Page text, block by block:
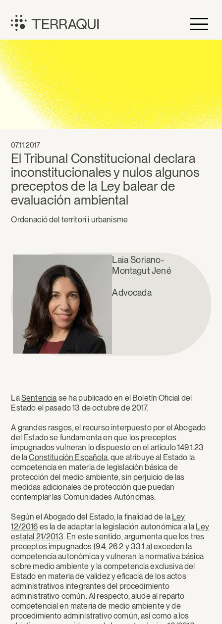
contingut
Terraqui
El Tribunal Constitucional declara
inconstitucionales y nulos algunos
preceptos de la Ley balear de
evaluación ambiental
07.11.2017
Ordenació del territori i urbanisme
LaSentencia se ha publicado en el Boletín Oficial del
Estado el pasado 13 de octubre de 2017.
A grandes rasgos, el recurso interpuesto por el Abogado
del Estado se fundamenta en que los preceptos
impugnados vulneran lo dispuesto en el artículo 149.1.23
de laConstitución Española, que atribuye al Estado la
competencia en materia de legislación básica de
protección del medio ambiente, sin perjuicio de las
medidas adicionales de protección que puedan
contemplar las Comunidades Autónomas.
Según el Abogado del Estado, la finalidad de la Ley
12/2016 es la de adaptar la legislación autonómica a la Ley
estatal 21/2013. En este sentido, argumenta que los tres
preceptos impugnados (9.4, 26.2 y 33.1 a) exceden la
competencia autonómica y vulneran la normativa básica
sobre medio ambiente y la competencia exclusiva del
Estado en materia de validez y eficacia de los actos
administrativos integrantes del procedimiento
administrativo común. Al respecto, alude al reparto
competencial en materia de medio ambiente y de
procedimiento administrativo común, así como a los
Laia Soriano-
Montagut Jené
Advocada